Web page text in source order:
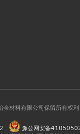
金材料有限公司保留所有权
豫公网安备